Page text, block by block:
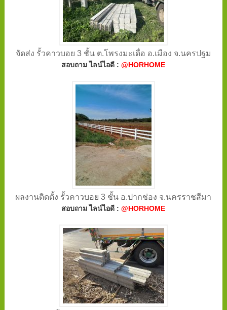
จัดส่ง รั้วคาวบอย 3 ชั้น ต.โพรงมะเดื่อ อ.เมือง จ.นครปฐม
สอบถาม ไลน์ไอดี :@HORHOME
ผลงานติดตั้ง รั้วคาวบอย 3 ชั้น อ.ปากช่อง จ.นครราชสีมา
สอบถาม ไลน์ไอดี :@HORHOME